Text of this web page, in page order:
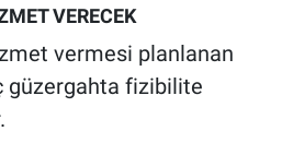
VERECEK
vermesi planlanan
güzergahta fizibilite